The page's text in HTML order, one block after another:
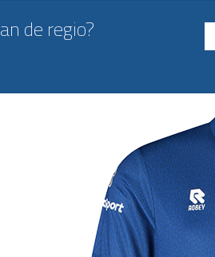
de regio?